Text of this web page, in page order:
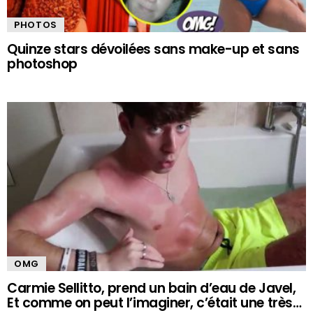
PHOTOS
Quinze stars dévoilées sans make-up et sans
photoshop
OMG
Carmie Sellitto, prend un bain d’eau de Javel,
Et comme on peut l’imaginer, c’était une très…